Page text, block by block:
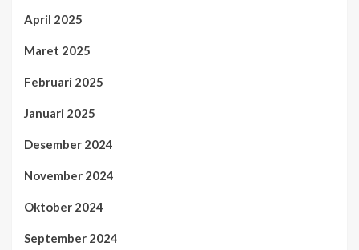
April 2025
Maret 2025
Februari 2025
Januari 2025
Desember 2024
November 2024
Oktober 2024
September 2024